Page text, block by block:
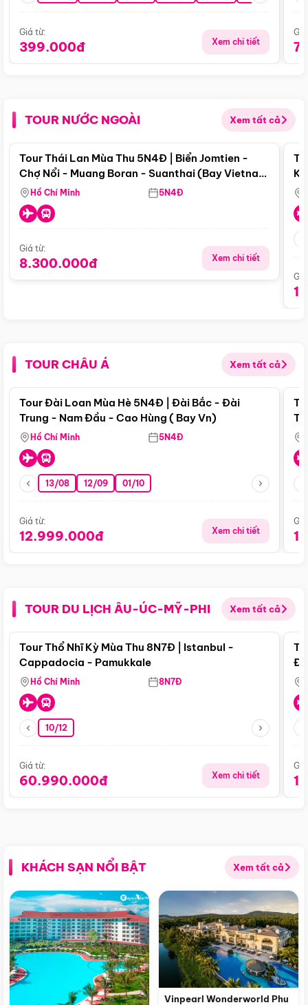
Giá từ:
399.000đ Xem chi tiết
TOUR NƯỚC NGOÀI Xem tất cả
Điểm nổi bật
Tour Thái Lan Mùa Thu 5N4Đ | Biển Jomtien -
Chợ Nổi - Muang Boran - Suanthai (Bay Vietnam
Airlines)
Hồ Chí Minh 5N4Đ
Giá từ:
8.300.000đ Xem chi tiết
TOUR CHÂU Á Xem tất cả
Điểm nổi bật
Tour Đài Loan Mùa Hè 5N4Đ | Đài Bắc - Đài
Trung - Nam Đầu - Cao Hùng ( Bay Vn)
Hồ Chí Minh 5N4Đ
13/08 12/09 01/10
Giá từ:
12.999.000đ Xem chi tiết
TOUR DU LỊCH ÂU-ÚC-MỸ-PHI Xem tất cả
Điểm nổi bật
Tour Thổ Nhĩ Kỳ Mùa Thu 8N7Đ | Istanbul -
Cappadocia - Pamukkale
Hồ Chí Minh 8N7Đ
10/12
Giá từ:
60.990.000đ Xem chi tiết
KHÁCH SẠN NỔI BẬT Xem tất cả
Vinpearl Wonderworld Phu